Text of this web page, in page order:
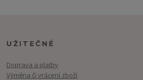
UŽITEČNÉ
Doprava a platby
Výměna či vrácení zboží